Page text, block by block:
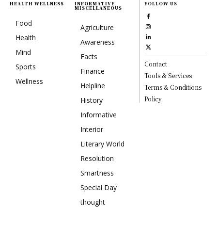
HEALTH WELLNESS
Food
Health
Mind
Sports
Wellness
INFORMATIVE
MISCELLANEOUS
Agriculture
Awareness
Facts
Finance
Helpline
History
Informative
Interior
Literary World
Resolution
Smartness
Special Day
thought
FOLLOW US
Contact
Tools & Services
Terms & Conditions
Policy